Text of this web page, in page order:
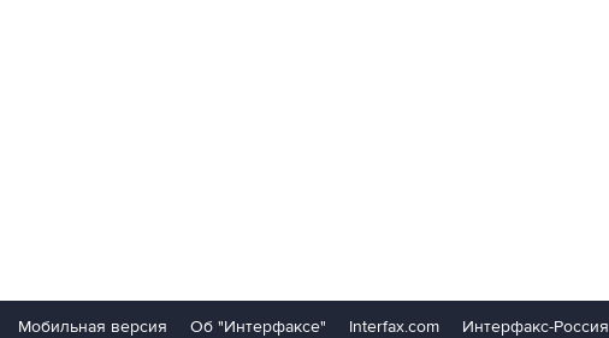
Мобильная версия Об "Интерфаксе" Interfax.com Интерфакс-Россия